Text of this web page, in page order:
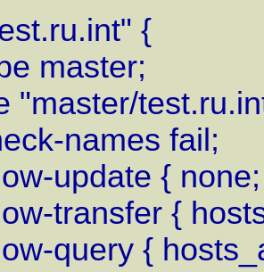
{
names fail;
update { none;
{
query {